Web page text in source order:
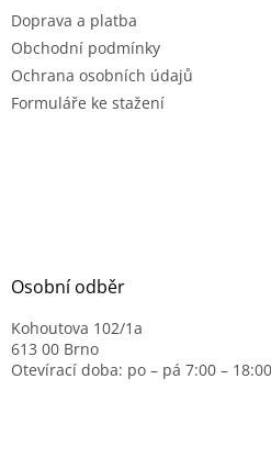
Doprava a platba
Obchodní podmínky
Ochrana osobních údajů
Formuláře ke stažení
Osobní odběr
Kohoutova 102/1a
613 00 Brno
Otevírací doba: po – pá 7:00 –